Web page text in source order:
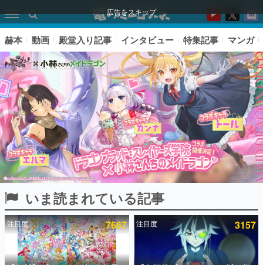
広告をスキップ
ピックアップ
電ファミのいま読まれている記事ランキング
アプリセール情報
赫本 動画 殿堂入り記事 インタビュー 特集記事 マンガ
いま読まれている記事
注目度 7667 注目度 3157